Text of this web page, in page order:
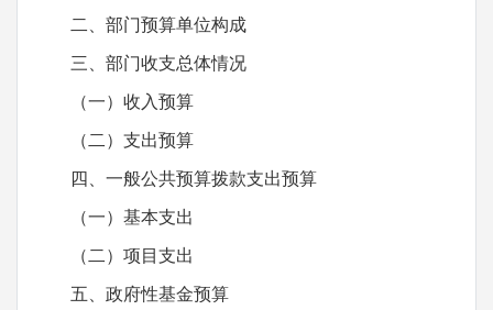
二、部门预算单位构成
三、部门收支总体情况
（一）收入预算
（二）支出预算
四、一般公共预算拨款支出预算
（一）基本支出
（二）项目支出
五、政府性基金预算